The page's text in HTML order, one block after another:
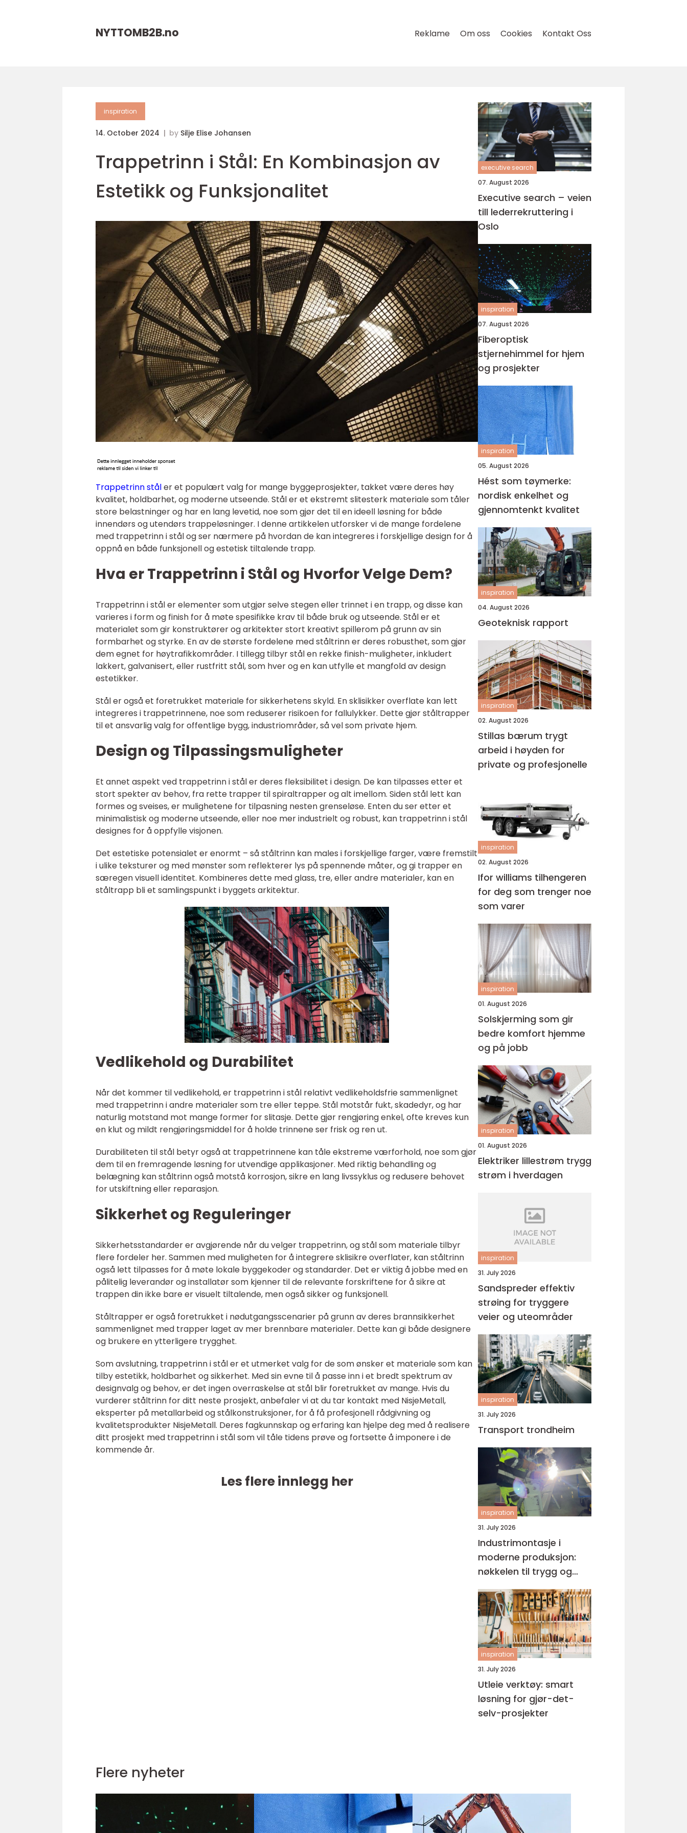
NYTTOMB2B.no Reklame Om oss Cookies Kontakt Oss
inspiration
14. October 2024 by Silje Elise Johansen
Trappetrinn i Stål: En Kombinasjon av
Estetikk og Funksjonalitet
Trappetrinn ståler et populært valg for mange byggeprosjekter, takket være deres høy
kvalitet, holdbarhet, og moderne utseende. Stål er et ekstremt slitesterk materiale som tåler
store belastninger og har en lang levetid, noe som gjør det til en ideell løsning for både
innendørs og utendørs trappeløsninger. I denne artikkelen utforsker vi de mange fordelene
med trappetrinn i stål og ser nærmere på hvordan de kan integreres i forskjellige design for å
oppnå en både funksjonell og estetisk tiltalende trapp.
Hva er Trappetrinn i Stål og Hvorfor Velge Dem?
Trappetrinn i stål er elementer som utgjør selve stegen eller trinnet i en trapp, og disse kan
varieres i form og finish for å møte spesifikke krav til både bruk og utseende. Stål er et
materialet som gir konstruktører og arkitekter stort kreativt spillerom på grunn av sin
formbarhet og styrke. En av de største fordelene med ståltrinn er deres robusthet, som gjør
dem egnet for høytrafikkområder. I tillegg tilbyr stål en rekke finish-muligheter, inkludert
lakkert, galvanisert, eller rustfritt stål, som hver og en kan utfylle et mangfold av design
estetikker.
Stål er også et foretrukket materiale for sikkerhetens skyld. En sklisikker overflate kan lett
integreres i trappetrinnene, noe som reduserer risikoen for fallulykker. Dette gjør ståltrapper
til et ansvarlig valg for offentlige bygg, industriområder, så vel som private hjem.
Design og Tilpassingsmuligheter
Et annet aspekt ved trappetrinn i stål er deres fleksibilitet i design. De kan tilpasses etter et
stort spekter av behov, fra rette trapper til spiraltrapper og alt imellom. Siden stål lett kan
formes og sveises, er mulighetene for tilpasning nesten grenseløse. Enten du ser etter et
minimalistisk og moderne utseende, eller noe mer industrielt og robust, kan trappetrinn i stål
designes for å oppfylle visjonen.
Det estetiske potensialet er enormt – så ståltrinn kan males i forskjellige farger, være fremstilt
i ulike teksturer og med mønster som reflekterer lys på spennende måter, og gi trapper en
særegen visuell identitet. Kombineres dette med glass, tre, eller andre materialer, kan en
ståltrapp bli et samlingspunkt i byggets arkitektur.
Vedlikehold og Durabilitet
Når det kommer til vedlikehold, er trappetrinn i stål relativt vedlikeholdsfrie sammenlignet
med trappetrinn i andre materialer som tre eller teppe. Stål motstår fukt, skadedyr, og har
naturlig motstand mot mange former for slitasje. Dette gjør rengjøring enkel, ofte kreves kun
en klut og mildt rengjøringsmiddel for å holde trinnene ser frisk og ren ut.
Durabiliteten til stål betyr også at trappetrinnene kan tåle ekstreme værforhold, noe som gjør
dem til en fremragende løsning for utvendige applikasjoner. Med riktig behandling og
belægning kan ståltrinn også motstå korrosjon, sikre en lang livssyklus og redusere behovet
for utskiftning eller reparasjon.
Sikkerhet og Reguleringer
Sikkerhetsstandarder er avgjørende når du velger trappetrinn, og stål som materiale tilbyr
flere fordeler her. Sammen med muligheten for å integrere sklisikre overflater, kan ståltrinn
også lett tilpasses for å møte lokale byggekoder og standarder. Det er viktig å jobbe med en
pålitelig leverandør og installatør som kjenner til de relevante forskriftene for å sikre at
trappen din ikke bare er visuelt tiltalende, men også sikker og funksjonell.
Ståltrapper er også foretrukket i nødutgangsscenarier på grunn av deres brannsikkerhet
sammenlignet med trapper laget av mer brennbare materialer. Dette kan gi både designere
og brukere en ytterligere trygghet.
Som avslutning, trappetrinn i stål er et utmerket valg for de som ønsker et materiale som kan
tilby estetikk, holdbarhet og sikkerhet. Med sin evne til å passe inn i et bredt spektrum av
designvalg og behov, er det ingen overraskelse at stål blir foretrukket av mange. Hvis du
vurderer ståltrinn for ditt neste prosjekt, anbefaler vi at du tar kontakt med NisjeMetall,
eksperter på metallarbeid og stålkonstruksjoner, for å få profesjonell rådgivning og
kvalitetsprodukter NisjeMetall. Deres fagkunnskap og erfaring kan hjelpe deg med å realisere
ditt prosjekt med trappetrinn i stål som vil tåle tidens prøve og fortsette å imponere i de
kommende år.
Les flere innlegg her
executive search
07. August 2026
Executive search – veien
till lederrekruttering i
Oslo
inspiration
07. August 2026
Fiberoptisk
stjernehimmel for hjem
og prosjekter
inspiration
05. August 2026
Hést som tøymerke:
nordisk enkelhet og
gjennomtenkt kvalitet
inspiration
04. August 2026
Geoteknisk rapport
inspiration
02. August 2026
Stillas bærum trygt
arbeid i høyden for
private og profesjonelle
inspiration
02. August 2026
Ifor williams tilhengeren
for deg som trenger noe
som varer
inspiration
01. August 2026
Solskjerming som gir
bedre komfort hjemme
og på jobb
inspiration
01. August 2026
Elektriker lillestrøm trygg
strøm i hverdagen
inspiration
31. July 2026
Sandspreder effektiv
strøing for tryggere
veier og uteområder
inspiration
31. July 2026
Transport trondheim
inspiration
31. July 2026
Industrimontasje i
moderne produksjon:
nøkkelen til trygg og
effektiv drift
inspiration
31. July 2026
Utleie verktøy: smart
løsning for gjør-det-
selv-prosjekter
Flere nyheter